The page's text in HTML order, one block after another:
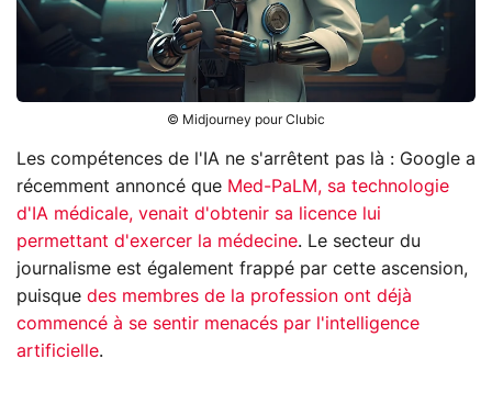
© Midjourney pour Clubic
Les compétences de l'IA ne s'arrêtent pas là : Google a
récemment annoncé que Med-PaLM, sa technologie
d'IA médicale, venait d'obtenir sa licence lui
permettant d'exercer la médecine. Le secteur du
journalisme est également frappé par cette ascension,
puisque des membres de la profession ont déjà
commencé à se sentir menacés par l'intelligence
artificielle.